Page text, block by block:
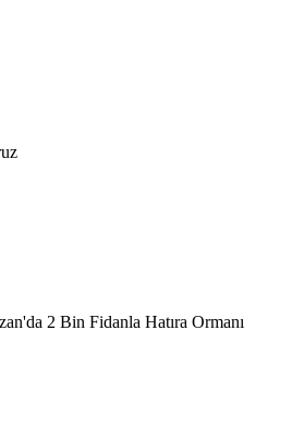
2 Bin Fidanla Hatıra Ormanı